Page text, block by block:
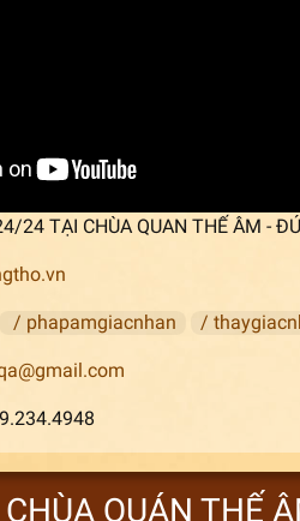
24 TẠI CHÙA QUAN THẾ ÂM -
/ phapamgiacnhan /
CHÙA QUÁN THẾ